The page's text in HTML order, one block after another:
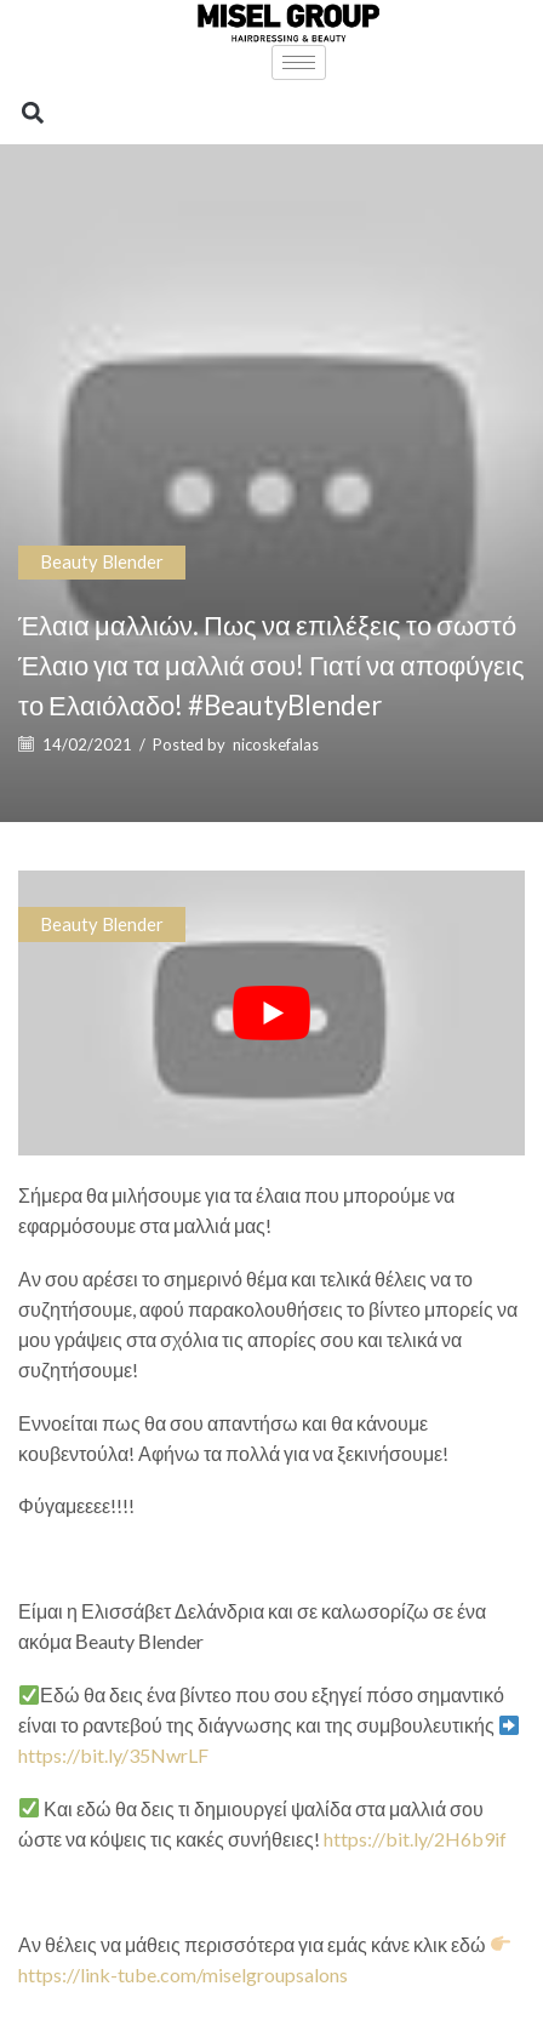
Beauty Blender
Έλαια μαλλιών. Πως να επιλέξεις το σωστό
Έλαιο για τα μαλλιά σου! Γιατί να αποφύγεις
το Ελαιόλαδο! #BeautyBlender
14/02/2021 / Posted by nicoskefalas
Beauty Blender
Σήμερα θα μιλήσουμε για τα έλαια που μπορούμε να
εφαρμόσουμε στα μαλλιά μας!
Αν σου αρέσει το σημερινό θέμα και τελικά θέλεις να το
συζητήσουμε, αφού παρακολουθήσεις το βίντεο μπορείς να
μου γράψεις στα σχόλια τις απορίες σου και τελικά να
συζητήσουμε!
Εννοείται πως θα σου απαντήσω και θα κάνουμε
κουβεντούλα! Αφήνω τα πολλά για να ξεκινήσουμε!
Φύγαμεεεε!!!!
Είμαι η Ελισσάβετ Δελάνδρια και σε καλωσορίζω σε ένα
ακόμα Βeauty Βlender
Εδώ θα δεις ένα βίντεο που σου εξηγεί πόσο σημαντικό
είναι το ραντεβού της διάγνωσης και της συμβουλευτικής
https://bit.ly/35NwrLF
Και εδώ θα δεις τι δημιουργεί ψαλίδα στα μαλλιά σου
ώστε να κόψεις τις κακές συνήθειες! https://bit.ly/2H6b9if
Αν θέλεις να μάθεις περισσότερα για εμάς κάνε κλικ εδώ
https://link-tube.com/miselgroupsalons